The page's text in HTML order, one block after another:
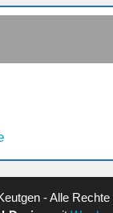
- Alle Rechte